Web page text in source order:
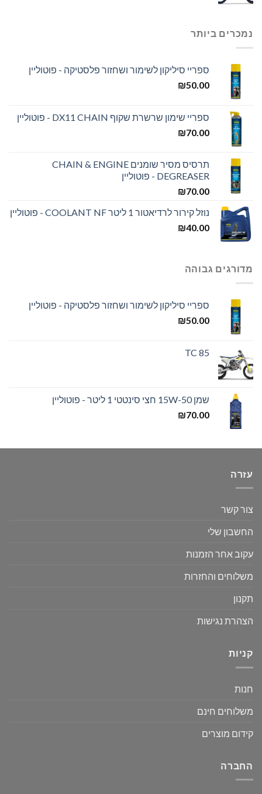
נמכרים ביותר
ספריי סיליקון לשימור ושחזור פלסטיקה - פוטוליין
₪50.00
ספריי שימון שרשרת שקוף DX11 CHAIN - פוטוליין
₪70.00
תרסיס מסיר שומנים CHAIN & ENGINE
DEGREASER - פוטוליין
₪70.00
נוזל קירור לרדיאטור 1 ליטר COOLANT NF - פוטוליין
₪40.00
מדורגים גבוהה
ספריי סיליקון לשימור ושחזור פלסטיקה - פוטוליין
₪50.00
TC 85
שמן 15W-50 חצי סינטטי 1 ליטר - פוטוליין
₪70.00
עזרה
צור קשר
החשבון שלי
עקוב אחר הזמנות
משלוחים והחזרות
תקנון
הצהרת נגישות
קניות
חנות
משלוחים חינם
קידום מוצרים
החברה